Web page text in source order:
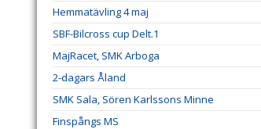
Hemmatävling 4 maj
SBF-Bilcross cup Delt.1
MajRacet, SMK Arboga
2-dagars Åland
SMK Sala, Sören Karlssons Minne
Finspångs MS